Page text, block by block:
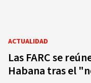
ACTUALIDAD
Las FARC se
Habana tras el